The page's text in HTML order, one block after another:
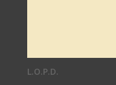
L.O.P.D.